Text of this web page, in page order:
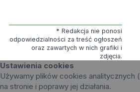
* Redakcja nie ponosi
odpowiedzialności za treść ogłoszeń
oraz zawartych w nich grafiki i
zdjęcia.
Ustawienia cookies
Używamy plików cookies analitycznych (
na stronie i poprawy jej działania.